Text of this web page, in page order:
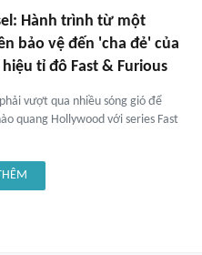
Hành trình từ một
bảo vệ đến 'cha đẻ' của
tỉ đô Fast & Furious
vượt qua nhiều sóng gió để
quang Hollywood với series Fast